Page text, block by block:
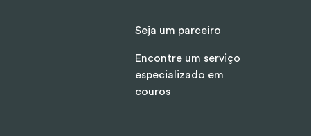
Seja um parceiro
Encontre um serviço
especializado em
couros